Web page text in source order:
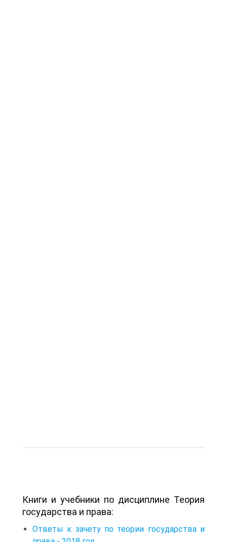
Книги и учебники по дисциплине Теория
государства и права:
Ответы к зачету по теории государства и